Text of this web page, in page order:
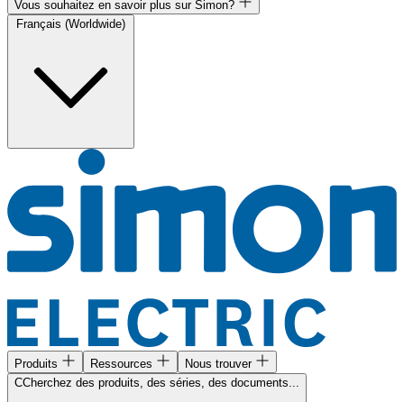
Vous souhaitez en savoir plus sur Simon?
Produits Ressources
Nous trouver
CCherchez des produits, des séries, des documents...